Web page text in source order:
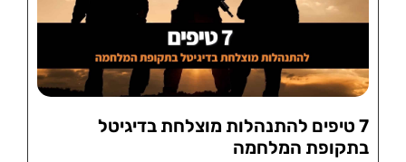
7 טיפים להתנהלות מוצלחת בדיגיטל
בתקופת המלחמה